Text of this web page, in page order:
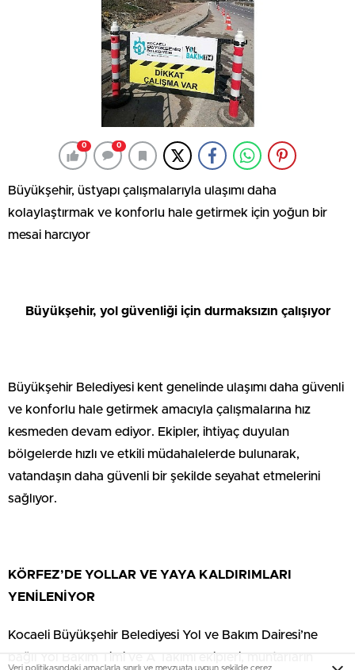
0 0
Büyükşehir, üstyapı çalışmalarıyla ulaşımı daha
kolaylaştırmak ve konforlu hale getirmek için yoğun bir
mesai harcıyor
Büyükşehir, yol güvenliği için durmaksızın çalışıyor
Büyükşehir Belediyesi kent genelinde ulaşımı daha güvenli
ve konforlu hale getirmek amacıyla çalışmalarına hız
kesmeden devam ediyor. Ekipler, ihtiyaç duyulan
bölgelerde hızlı ve etkili müdahalelerde bulunarak,
vatandaşın daha güvenli bir şekilde seyahat etmelerini
sağlıyor.
KÖRFEZ’DE YOLLAR VE YAYA KALDIRIMLARI
YENİLENİYOR
Kocaeli Büyükşehir Belediyesi Yol ve Bakım Dairesi’ne
Veri politikasındaki amaçlarla sınırlı ve mevzuata uygun şekilde çerez